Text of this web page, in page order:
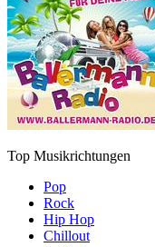
Top Musikrichtungen
Pop
Rock
Hip Hop
Chillout